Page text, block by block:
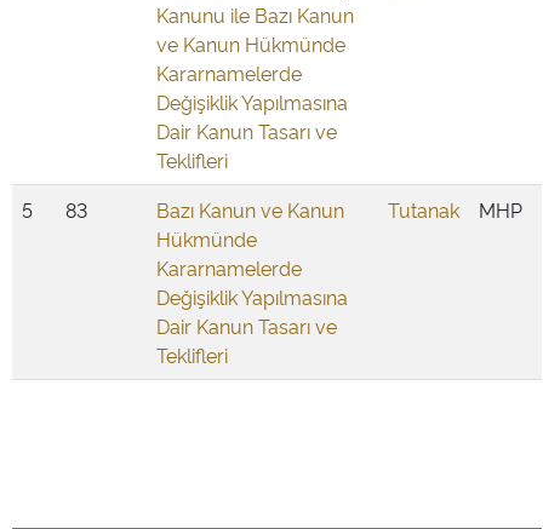
Kanunu ile Bazı Kanun
ve Kanun Hükmünde
Kararnamelerde
Değişiklik Yapılmasına
Dair Kanun Tasarı ve
Teklifleri
5 83
Bazı Kanun ve Kanun
Hükmünde
Kararnamelerde
Değişiklik Yapılmasına
Dair Kanun Tasarı ve
Teklifleri
Tutanak MHP